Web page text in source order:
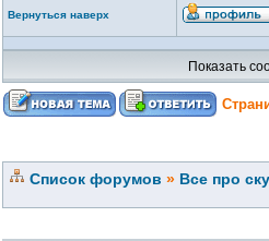
Вернуться наверх
Показать
Список форумов » Все про